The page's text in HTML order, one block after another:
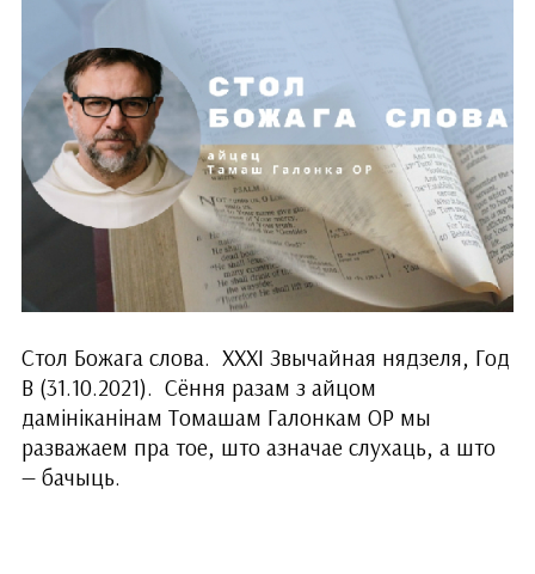
Стол Божага слова. ХХXІ Звычайная нядзеля, Год
B (31.10.2021). Сёння разам з айцом
дамініканінам Томашам Галонкам ОР мы
разважаем пра тое, што азначае слухаць, а што
— бачыць.